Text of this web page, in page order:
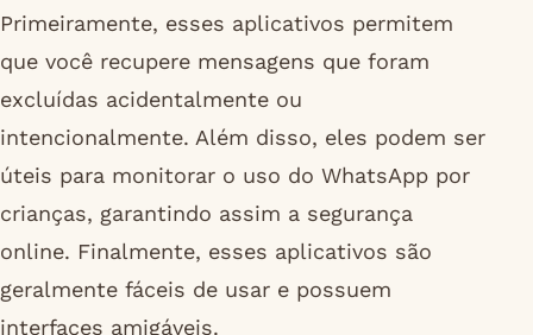
Primeiramente, esses aplicativos permitem
que você recupere mensagens que foram
excluídas acidentalmente ou
intencionalmente. Além disso, eles podem ser
úteis para monitorar o uso do WhatsApp por
crianças, garantindo assim a segurança
online. Finalmente, esses aplicativos são
geralmente fáceis de usar e possuem
interfaces amigáveis.